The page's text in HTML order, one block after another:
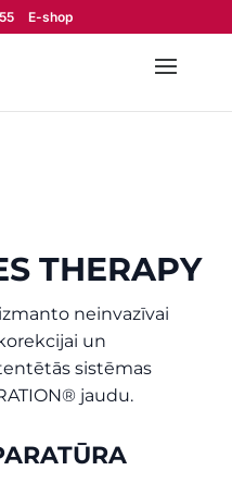
E-shop
THERAPY
neinvazīvai
un
sistēmas
jaudu.